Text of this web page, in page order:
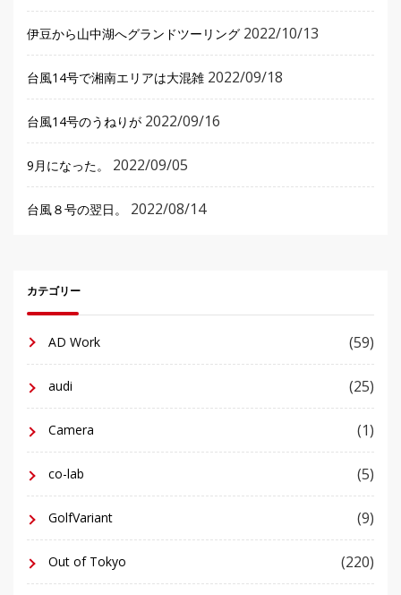
伊豆から山中湖へグランドツーリング 2022/10/13
台風14号で湘南エリアは大混雑 2022/09/18
台風14号のうねりが 2022/09/16
9月になった。 2022/09/05
台風８号の翌日。 2022/08/14
カテゴリー
AD Work (59)
audi (25)
Camera (1)
co-lab (5)
GolfVariant (9)
Out of Tokyo (220)